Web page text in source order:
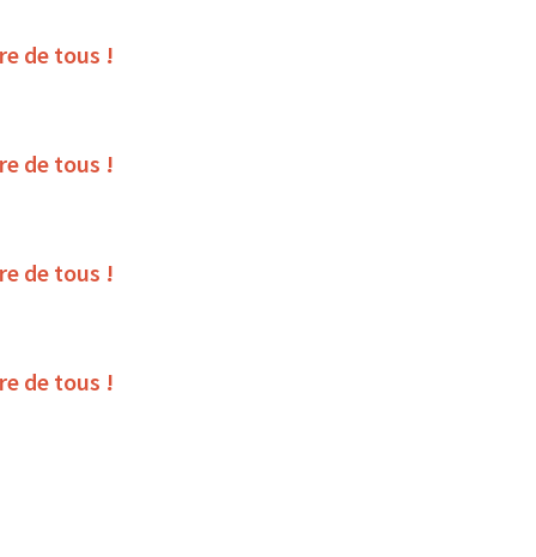
de tous !
de tous !
de tous !
de tous !